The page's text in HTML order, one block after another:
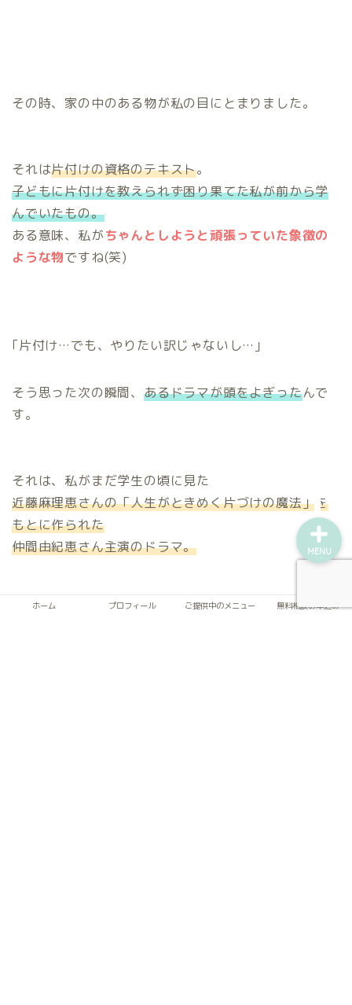
その時、家の中のある物が私の目にとまりました。
それは片付けの資格のテキスト。
子どもに片付けを教えられず困り果てた私が前から学
んでいたもの。
ある意味、私がちゃんとしようと頑張っていた象徴の
ような物ですね(笑)
｢片付け…でも、やりたい訳じゃないし…｣
そう思った次の瞬間、あるドラマが頭をよぎったんで
す。
それは、私がまだ学生の頃に見た
近藤麻理恵さんの「人生がときめく片づけの魔法」を
もとに作られた
仲間由紀恵さん主演のドラマ。
ホーム プロフィール ご提供中のメニュー 無料相談お申込み
MENU